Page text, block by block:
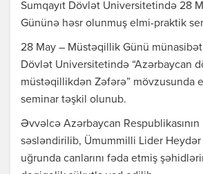
Sumqayıt Dövlət Universitetində 28
Gününə həsr olunmuş elmi-praktik
28 May – Müstəqillik Günü
Dövlət Universitetində “Azərbaycan
müstəqillikdən Zəfərə” mövzusunda
seminar təşkil olunub.
Əvvəlcə Azərbaycan
səsləndirilib, Ümummilli Lider
uğrunda canlarını fəda etmiş